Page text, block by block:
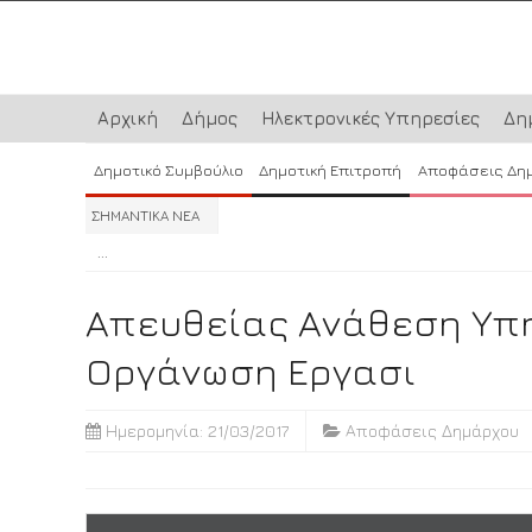
Αρχική Δήμος Ηλεκτρονικές Υπηρεσίες
Δημοτικό Συμβούλιο Δημοτική Επιτροπή Αποφάσεις
ΣΗΜΑΝΤΙΚΑ ΝΕΑ
...
Απευθείας Ανάθεση
Οργάνωση Εργασι
Ημερομηνία: 21/03/2017 Αποφάσεις Δημάρχου